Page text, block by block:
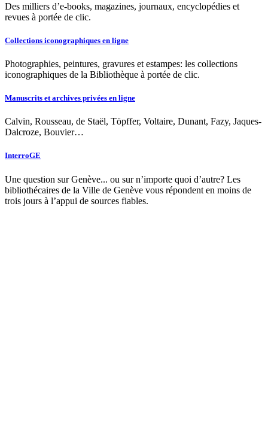
Des milliers d’e-books, magazines, journaux, encyclopédies et
revues à portée de clic.
Collections iconographiques en ligne
Photographies, peintures, gravures et estampes: les collections
iconographiques de la Bibliothèque à portée de clic.
Manuscrits et archives privées en ligne
Calvin, Rousseau, de Staël, Töpffer, Voltaire, Dunant, Fazy, Jaques-
Dalcroze, Bouvier…
InterroGE
Une question sur Genève... ou sur n’importe quoi d’autre? Les
bibliothécaires de la Ville de Genève vous répondent en moins de
trois jours à l’appui de sources fiables.